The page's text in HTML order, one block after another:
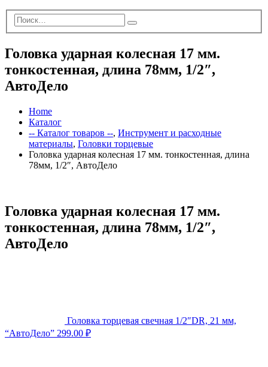
Головка ударная колесная 17 мм.
тонкостенная, длина 78мм, 1/2″,
АвтоДело
Home
Каталог
-- Каталог товаров --, Инструмент и расходные
материалы, Головки торцевые
Головка ударная колесная 17 мм. тонкостенная, длина
78мм, 1/2″, АвтоДело
Головка ударная колесная 17 мм.
тонкостенная, длина 78мм, 1/2″,
АвтоДело
Головка торцевая свечная 1/2″DR, 21 мм,
“АвтоДело” 299.00 ₽